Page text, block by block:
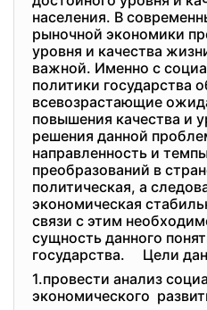
населения. В
рыночной экономики
уровня и качества
важной. Именно с
политики государства
всевозрастающие
повышения качества и
решения данной
направленность и
преобразований в
политическая, а
экономическая
связи с этим
сущность данного
государства. Цели
1.провести анализ
экономического